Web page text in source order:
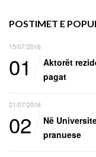
POSTIMET E
15/07/2016
01
Aktorët
pagat
21/07/2016
02
Në
pranuese